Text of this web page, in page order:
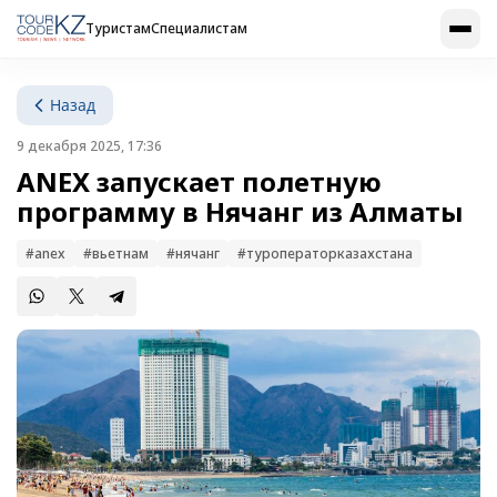
ТуристамСпециалистам
Назад
9 декабря 2025, 17:36
ANEX запускает полетную
программу в Нячанг из Алматы
#anex #вьетнам #нячанг #туроператорказахстана